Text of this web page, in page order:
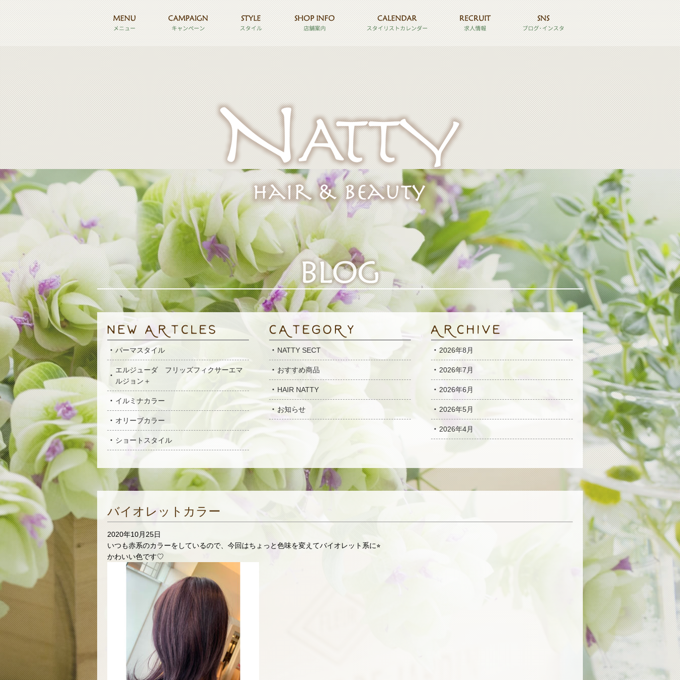
パーマスタイル
エルジューダ フリッズフィクサーエマ
ルジョン＋
イルミナカラー
オリーブカラー
ショートスタイル
NATTY SECT
おすすめ商品
HAIR NATTY
お知らせ
2026年8月
2026年7月
2026年6月
2026年5月
2026年4月
バイオレットカラー
2020年10月25日
いつも赤系のカラーをしているので、今回はちょっと色味を変えてバイオレット系に⭐︎
かわいい色です♡